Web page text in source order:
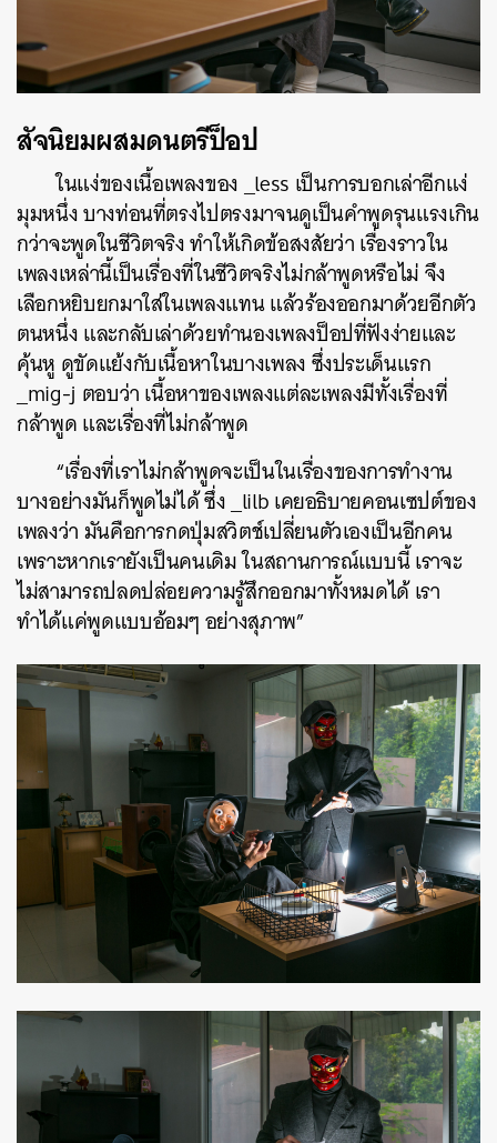
สัจนิยมผสมดนตรีป็อป
ในแง่ของเนื้อเพลงของ _less เป็นการบอกเล่าอีกแง่
มุมหนึ่ง บางท่อนที่ตรงไปตรงมาจนดูเป็นคำพูดรุนแรงเกิน
กว่าจะพูดในชีวิตจริง ทำให้เกิดข้อสงสัยว่า เรื่องราวใน
เพลงเหล่านี้เป็นเรื่องที่ในชีวิตจริงไม่กล้าพูดหรือไม่ จึง
เลือกหยิบยกมาใส่ในเพลงแทน แล้วร้องออกมาด้วยอีกตัว
ตนหนึ่ง และกลับเล่าด้วยทำนองเพลงป็อปที่ฟังง่ายและ
คุ้นหู ดูขัดแย้งกับเนื้อหาในบางเพลง ซึ่งประเด็นแรก
_mig-j ตอบว่า เนื้อหาของเพลงแต่ละเพลงมีทั้งเรื่องที่
กล้าพูด และเรื่องที่ไม่กล้าพูด
“เรื่องที่เราไม่กล้าพูดจะเป็นในเรื่องของการทำงาน
บางอย่างมันก็พูดไม่ได้ ซึ่ง _lilb เคยอธิบายคอนเซปต์ของ
เพลงว่า มันคือการกดปุ่มสวิตช์เปลี่ยนตัวเองเป็นอีกคน
เพราะหากเรายังเป็นคนเดิม ในสถานการณ์แบบนี้ เราจะ
ไม่สามารถปลดปล่อยความรู้สึกออกมาทั้งหมดได้ เรา
ทำได้แค่พูดแบบอ้อมๆ อย่างสุภาพ”